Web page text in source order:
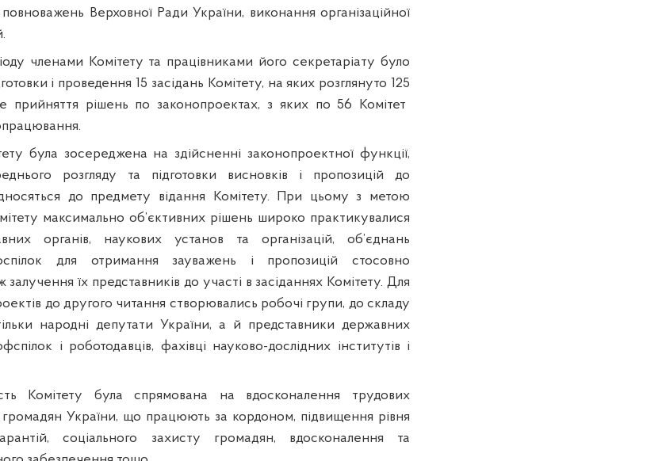
Верховної Ради України, виконання організаційної
членами Комітету та працівниками його секретаріату було
і проведення 15 засідань Комітету, на яких розглянуто 125
прийняття рішень по законопроектах, з яких по 56 Комітет
була зосереджена на здійсненні законопроектної функції,
розгляду та підготовки висновків і пропозицій до
до предмету відання Комітету. При цьому з метою
максимально об’єктивних рішень широко практикувалися
органів, наукових установ та організацій, об’єднань
для отримання зауважень і пропозицій стосовно
залучення їх представників до участі в засіданнях Комітету. Для
до другого читання створювались робочі групи, до складу
народні депутати України, а й представники державних
і роботодавців, фахівці науково-дослідних інститутів і
Комітету була спрямована на вдосконалення трудових
громадян України, що працюють за кордоном, підвищення рівня
соціального захисту громадян, вдосконалення та